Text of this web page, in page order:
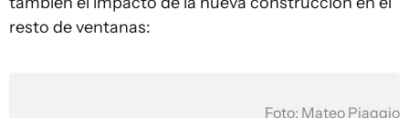
resto de ventanas:
Foto: Mateo Piaggio